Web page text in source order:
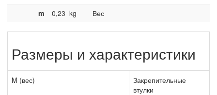
m
0,23 kg Вес
Размеры и характеристики
M (вес)
Закрепительные
втулки